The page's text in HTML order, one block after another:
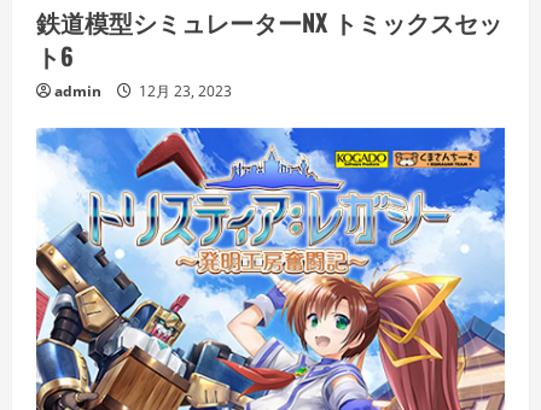
鉄道模型シミュレーターNX トミックスセッ
ト6
admin 12月 23, 2023